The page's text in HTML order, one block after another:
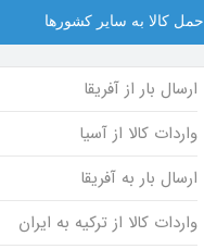
حمل کالا به سایر کشورها
ارسال بار از آفریقا
واردات کالا از آسیا
ارسال بار به آفریقا
واردات کالا از ترکیه به ایران